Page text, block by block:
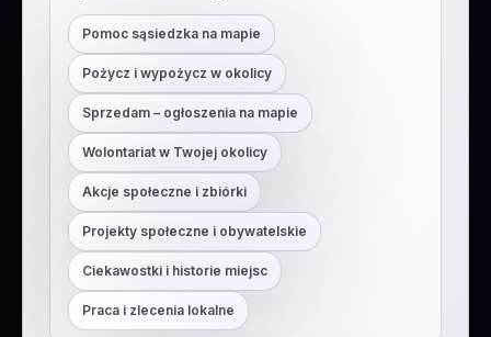
Pomoc sąsiedzka na mapie
Pożycz i wypożycz w okolicy
Sprzedam – ogłoszenia na mapie
Wolontariat w Twojej okolicy
Akcje społeczne i zbiórki
Projekty społeczne i obywatelskie
Ciekawostki i historie miejsc
Praca i zlecenia lokalne